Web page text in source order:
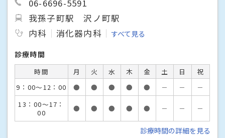
06-6696-5591
我孫子町駅沢ノ町駅
内科
消化器内科 すべて見る
診療時間
時間 月 火 水 木 金 土 日
祝
9：00～12：00
● ● ● ● ● － －
－
13：00～17：
00
● ● ● ● ● － － －
診療時間の詳細を見る